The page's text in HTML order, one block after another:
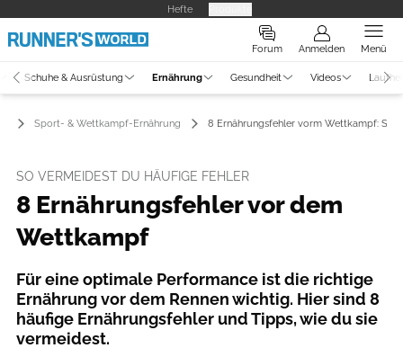
Hefte
Forum Anmelden Menü
Schuhe & Ausrüstung Ernährung Gesundheit Videos
Sport- & Wettkampf-Ernährung 8 Ernährungsfehler vorm Wettkampf: So
SO VERMEIDEST DU HÄUFIGE FEHLER
8 Ernährungsfehler vor dem
Wettkampf
Für eine optimale Performance ist die richtige
Ernährung vor dem Rennen wichtig. Hier sind 8
häufige Ernährungsfehler und Tipps, wie du sie
vermeidest.